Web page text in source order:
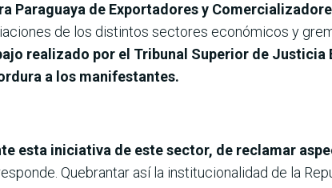
Paraguaya de Exportadores y
de los distintos sectores económicos y
realizado por el Tribunal Superior de Justicia
a los manifestantes.
esta iniciativa de este sector, de reclamar
Quebrantar así la institucionalidad de la